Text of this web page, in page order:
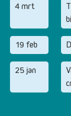
4 mrt
19 feb
25 jan